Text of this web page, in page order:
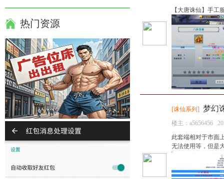
【大唐诛仙】手
[诛仙系列] 梦幻
楼主： a5656456
此套端相对于市面
无法使用等，但是
热门资源